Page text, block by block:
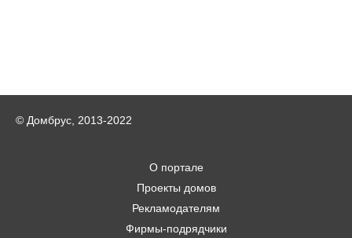
© Домбрус, 2013-2022
О портале
Проекты домов
Рекламодателям
Фирмы-подрядчики